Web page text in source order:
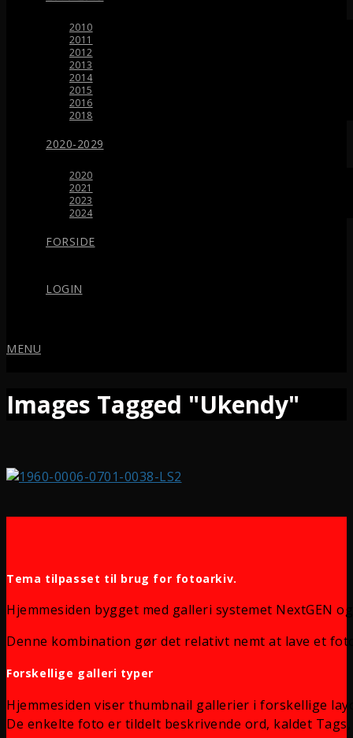
2010
2011
2012
2013
2014
2015
2016
2018
2020-2029
2020
2021
2023
2024
FORSIDE
LOGIN
MENU
Images Tagged "Ukendy"
Tema tilpasset til brug for fotoarkiv.
Hjemmesiden bygget med galleri systemet NextGEN
Denne kombination gør det relativt nemt at lave et
Forskellige galleri typer
Hjemmesiden viser thumbnail gallerier i forskellige
De enkelte foto er tildelt beskrivende ord, kaldet